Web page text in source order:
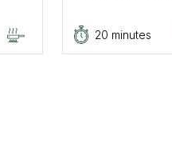
20 minutes